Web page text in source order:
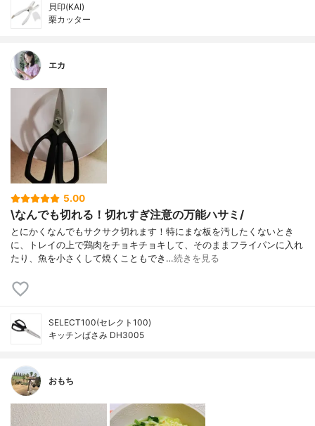
貝印(KAI)
栗カッター
エカ
5.00
\なんでも切れる！切れすぎ注意の万能ハサミ/
とにかくなんでもサクサク切れます！特にまな板を汚したくないとき
に、トレイの上で鶏肉をチョキチョキして、そのままフライパンに入れ
たり、魚を小さくして焼くこともでき…続きを見る
SELECT100(セレクト100)
キッチンばさみ DH3005
おもち